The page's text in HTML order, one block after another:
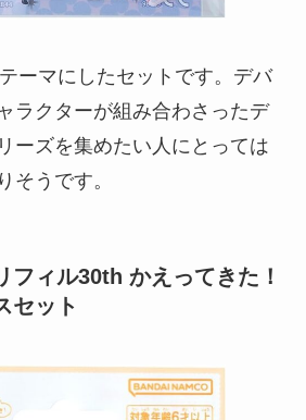
ーマにしたセットです。デバ
ラクターが組み合わさったデ
ーズを集めたい人にとっては
そうです。
フィル30th かえってきた！
セット